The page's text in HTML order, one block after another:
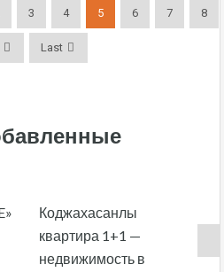
3 4 5 6 7 8
Last
Коджахасанлы
квартира 1+1 —
недвижимость в